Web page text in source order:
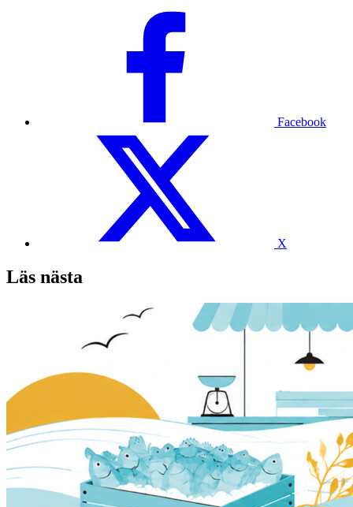
Facebook
X
Läs nästa